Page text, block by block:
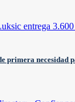
primera necesidad